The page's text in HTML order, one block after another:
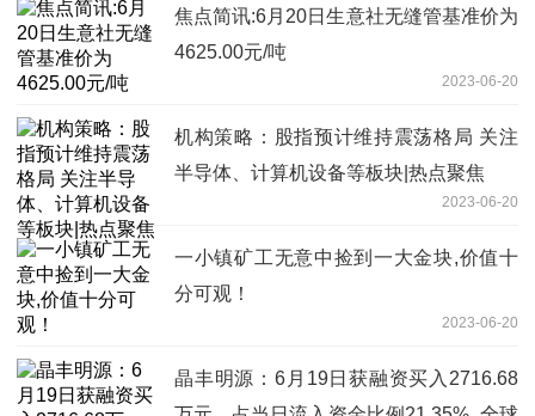
焦点简讯:6月20日生意社无缝管基准价为
4625.00元/吨
2023-06-20
机构策略：股指预计维持震荡格局 关注
半导体、计算机设备等板块|热点聚焦
2023-06-20
一小镇矿工无意中捡到一大金块,价值十
分可观！
2023-06-20
晶丰明源：6月19日获融资买入2716.68